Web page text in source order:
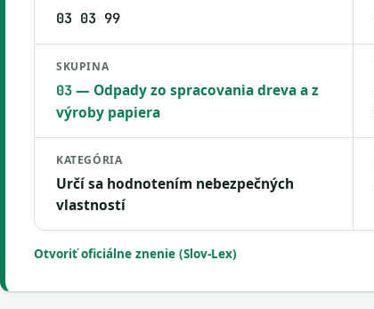
03 03 99
SKUPINA
03— Odpady zo spracovania dreva a z
výroby papiera
KATEGÓRIA
Určí sa hodnotením nebezpečných
vlastností
Otvoriť oficiálne znenie (Slov-Lex)